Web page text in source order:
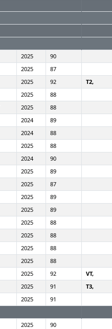
2025
90
2025
87
2025 92
T2,
2025
88
2025
88
2024
89
2024
88
2025
88
2024
90
2025
89
2025
87
2025
89
2025
89
2025
88
2025
88
2025
88
2025
88
2025 92
VT,
2025 91
T3,
2025
91
2025
90